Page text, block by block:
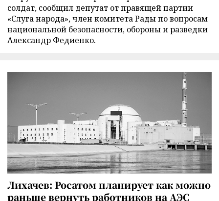
солдат, сообщил депутат от правящей партии
«Слуга народа», член комитета Рады по вопросам
национальной безопасности, обороны и разведки
Александр Федиенко.
Лихачев: Росатом планирует как можно
раньше вернуть работников на АЭС